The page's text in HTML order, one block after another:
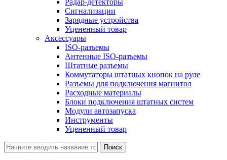
Радар-детекторы
Сигнализации
Зарядные устройства
Уцененный товар
Аксессуары
ISO-разъемы
Антенные ISO-разъемы
Штатные разъемы
Коммутаторы штатных кнопок на руле
Разъемы для подключения магнитол
Расходные материалы
Блоки подключения штатных систем
Модули автозапуска
Инструменты
Уцененный товар
Поиск